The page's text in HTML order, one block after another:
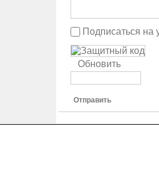
Подписаться
Обновить
Отправить